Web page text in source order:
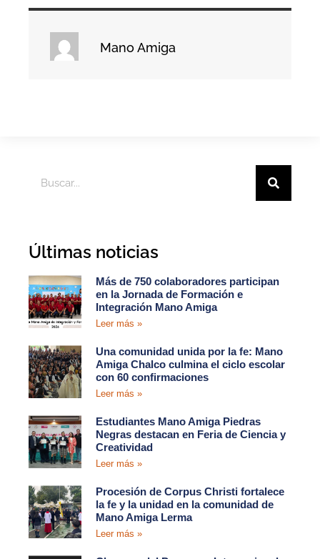
Mano Amiga
Últimas noticias
Más de 750 colaboradores participan
en la Jornada de Formación e
Integración Mano Amiga
Leer más »
Una comunidad unida por la fe: Mano
Amiga Chalco culmina el ciclo escolar
con 60 confirmaciones
Leer más »
Estudiantes Mano Amiga Piedras
Negras destacan en Feria de Ciencia y
Creatividad
Leer más »
Procesión de Corpus Christi fortalece
la fe y la unidad en la comunidad de
Mano Amiga Lerma
Leer más »